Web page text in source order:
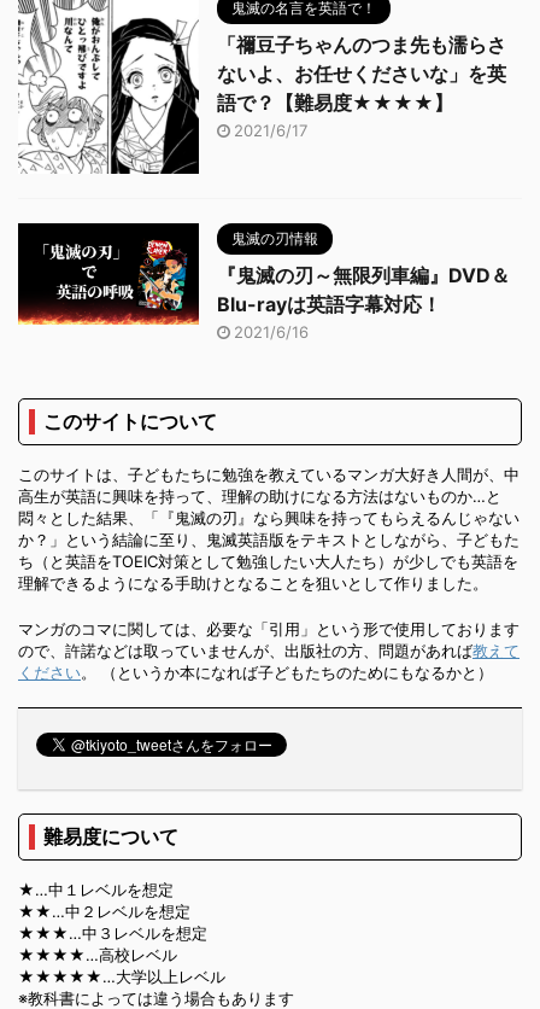
鬼滅の名言を英語で！
「禰豆子ちゃんのつま先も濡らさ
ないよ、お任せくださいな」を英
語で？【難易度★★★★】
2021/6/17
鬼滅の刃情報
『鬼滅の刃～無限列車編』DVD＆
Blu-rayは英語字幕対応！
2021/6/16
このサイトについて
このサイトは、子どもたちに勉強を教えているマンガ大好き人間が、中
高生が英語に興味を持って、理解の助けになる方法はないものか…と
悶々とした結果、「『鬼滅の刃』なら興味を持ってもらえるんじゃない
か？」という結論に至り、鬼滅英語版をテキストとしながら、子どもた
ち（と英語をTOEIC対策として勉強したい大人たち）が少しでも英語を
理解できるようになる手助けとなることを狙いとして作りました。
マンガのコマに関しては、必要な「引用」という形で使用しております
ので、許諾などは取っていませんが、出版社の方、問題があれば教えて
ください。 （というか本になれば子どもたちのためにもなるかと）
難易度について
★…中１レベルを想定
★★…中２レベルを想定
★★★…中３レベルを想定
★★★★…高校レベル
★★★★★…大学以上レベル
※教科書によっては違う場合もあります